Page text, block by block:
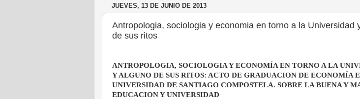
JUEVES, 13 DE JUNIO DE 2013
Antropologia, sociologia y economia en torno a la Universidad
de sus ritos
ANTROPOLOGIA, SOCIOLOGIA Y ECONOMÍA EN TORNO A LA
Y ALGUNO DE SUS RITOS: ACTO DE GRADUACION DE ECONOMÍA
UNIVERSIDAD DE SANTIAGO COMPOSTELA. SOBRE LA BUENA Y
EDUCACION Y UNIVERSIDAD